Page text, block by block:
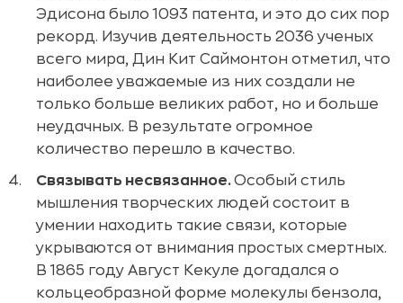
Эдисона было 1093 патента, и это до сих пор
рекорд. Изучив деятельность 2036 ученых
всего мира, Дин Кит Саймонтон отметил, что
наиболее уважаемые из них создали не
только больше великих работ, но и больше
неудачных. В результате огромное
количество перешло в качество.
Связывать несвязанное.Особый стиль
мышления творческих людей состоит в
умении находить такие связи, которые
укрываются от внимания простых смертных.
В 1865 году Август Кекуле догадался о
кольцеобразной форме молекулы бензола,